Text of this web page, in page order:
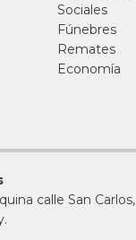
Sociales
Fúnebres
Remates
Economía
calle San Carlos,